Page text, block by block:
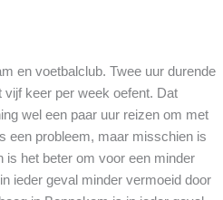
en voetbalclub. Twee uur durende
vijf keer per week oefent. Dat
wel een paar uur reizen om met
een probleem, maar misschien is
het beter om voor een minder
ieder geval minder vermoeid door